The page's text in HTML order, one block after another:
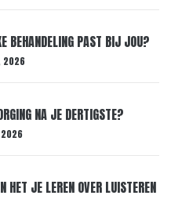
BEHANDELING PAST BIJ JOU?
2026
NA JE DERTIGSTE?
HET JE LEREN OVER LUISTEREN